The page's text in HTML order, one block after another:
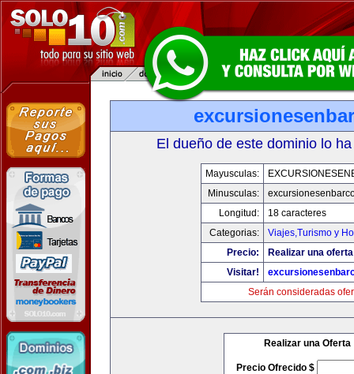
El dueño de este dominio lo
Mayusculas:
Minusculas:
Longitud:
18 caracteres
Categorias:
Viajes,Turismo y
Precio:
Realizar una
Visitar!
Serán consideradas
Realizar una Oferta
Precio Ofrecido $